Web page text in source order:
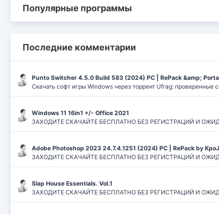
Популярные программы
Последние комментарии
Punto Switcher 4.5.0 Build 583 (2024) РС | RePack &amp;
Скачать софт игры Windows через торрент Ufrag: проверенные
Windows 11 16in1 +/- Office 2021
ЗАХОДИТЕ СКАЧАЙТЕ БЕСПЛАТНО БЕЗ РЕГИСТРАЦИЙ И
Adobe Photoshop 2023 24.7.4.1251 (2024) PC | RePack by
ЗАХОДИТЕ СКАЧАЙТЕ БЕСПЛАТНО БЕЗ РЕГИСТРАЦИЙ И
Slap House Essentials. Vol.1
ЗАХОДИТЕ СКАЧАЙТЕ БЕСПЛАТНО БЕЗ РЕГИСТРАЦИЙ И